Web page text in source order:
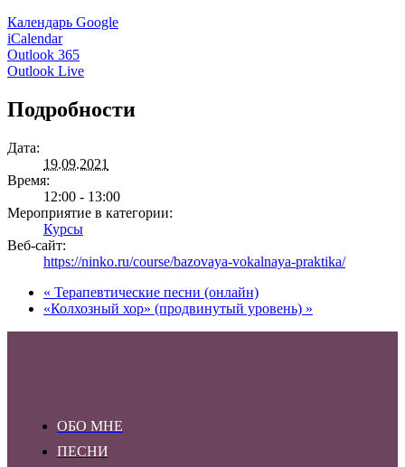
Календарь Google
iCalendar
Outlook 365
Outlook Live
Подробности
Дата:
19.09.2021
Время:
12:00 - 13:00
Мероприятие в категории:
Курсы
Веб-сайт:
https://ninko.ru/course/bazovaya-vokalnaya-praktika/
« Терапевтические песни (онлайн)
«Колхозный хор» (продвинутый уровень) »
ОБО МНЕ
ПЕСНИ